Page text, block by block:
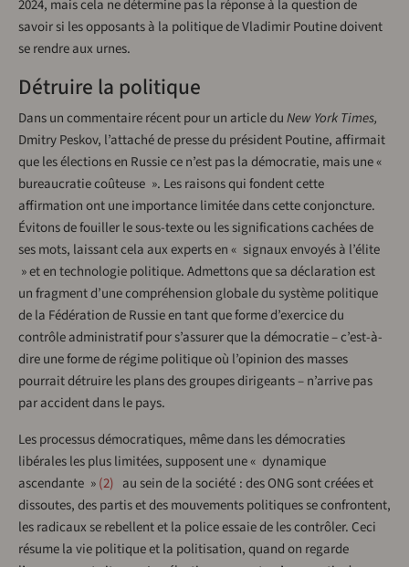
2024, mais cela ne détermine pas la réponse à la question de
savoir si les opposants à la politique de Vladimir Poutine doivent
se rendre aux urnes.
Détruire la politique
Dans un commentaire récent pour un article duNew York Times,
Dmitry Peskov, l’attaché de presse du président Poutine, affirmait
que les élections en Russie ce n’est pas la démocratie, mais une «
bureaucratie coûteuse ». Les raisons qui fondent cette
affirmation ont une importance limitée dans cette conjoncture.
Évitons de fouiller le sous-texte ou les significations cachées de
ses mots, laissant cela aux experts en « signaux envoyés à l’élite
» et en technologie politique. Admettons que sa déclaration est
un fragment d’une compréhension globale du système politique
de la Fédération de Russie en tant que forme d’exercice du
contrôle administratif pour s’assurer que la démocratie – c’est-à-
dire une forme de régime politique où l’opinion des masses
pourrait détruire les plans des groupes dirigeants – n’arrive pas
par accident dans le pays.
Les processus démocratiques, même dans les démocraties
libérales les plus limitées, supposent une « dynamique
ascendante » 2
au sein de la société : des ONG sont créées et
dissoutes, des partis et des mouvements politiques se confrontent,
les radicaux se rebellent et la police essaie de les contrôler. Ceci
résume la vie politique et la politisation, quand on regarde